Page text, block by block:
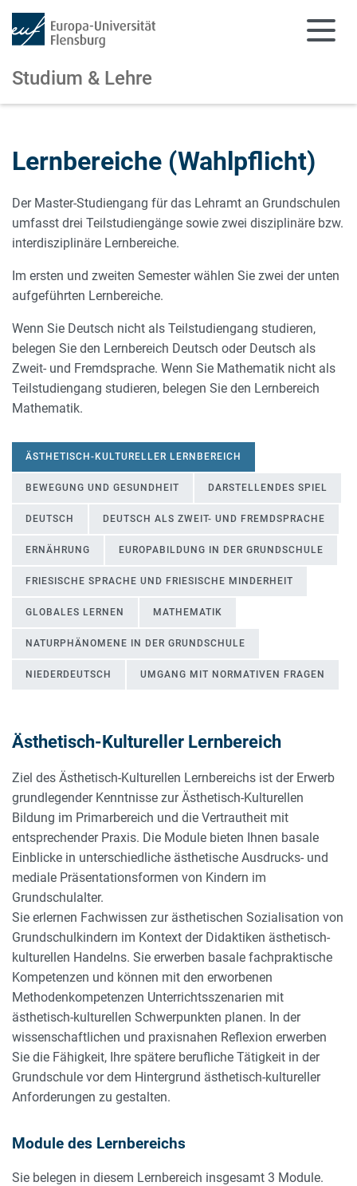
Studium & Lehre
Lernbereiche (Wahlpflicht)
Der Master-Studiengang für das Lehramt an Grundschulen
umfasst drei Teilstudiengänge sowie zwei disziplinäre bzw.
interdisziplinäre Lernbereiche.
Im ersten und zweiten Semester wählen Sie zwei der unten
aufgeführten Lernbereiche.
Wenn Sie Deutsch nicht als Teilstudiengang studieren,
belegen Sie den Lernbereich Deutsch oder Deutsch als
Zweit- und Fremdsprache. Wenn Sie Mathematik nicht als
Teilstudiengang studieren, belegen Sie den Lernbereich
Mathematik.
ÄSTHETISCH-KULTURELLER LERNBEREICH
BEWEGUNG UND GESUNDHEIT DARSTELLENDES SPIEL
DEUTSCH DEUTSCH ALS ZWEIT- UND FREMDSPRACHE
ERNÄHRUNG EUROPABILDUNG IN DER GRUNDSCHULE
FRIESISCHE SPRACHE UND FRIESISCHE MINDERHEIT
GLOBALES LERNEN MATHEMATIK
NATURPHÄNOMENE IN DER GRUNDSCHULE
NIEDERDEUTSCH UMGANG MIT NORMATIVEN FRAGEN
ÄSTHETISCH-KULTURELLER LERNBEREICH
Ästhetisch-Kultureller Lernbereich
Ziel des Ästhetisch-Kulturellen Lernbereichs ist der Erwerb
grundlegender Kenntnisse zur Ästhetisch-Kulturellen
Bildung im Primarbereich und die Vertrautheit mit
entsprechender Praxis. Die Module bieten Ihnen basale
Einblicke in unterschiedliche ästhetische Ausdrucks- und
mediale Präsentationsformen von Kindern im
Grundschulalter.
Sie erlernen Fachwissen zur ästhetischen Sozialisation von
Grundschulkindern im Kontext der Didaktiken ästhetisch-
kulturellen Handelns. Sie erwerben basale fachpraktische
Kompetenzen und können mit den erworbenen
Methodenkompetenzen Unterrichtsszenarien mit
ästhetisch-kulturellen Schwerpunkten planen. In der
wissenschaftlichen und praxisnahen Reflexion erwerben
Sie die Fähigkeit, Ihre spätere berufliche Tätigkeit in der
Grundschule vor dem Hintergrund ästhetisch-kultureller
Anforderungen zu gestalten.
Module des Lernbereichs
Sie belegen in diesem Lernbereich insgesamt 3 Module.